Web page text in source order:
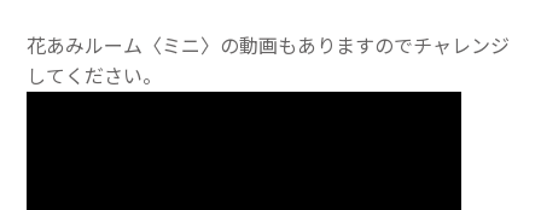
花あみルーム〈ミニ〉の動画もありますのでチャレンジ
してください。